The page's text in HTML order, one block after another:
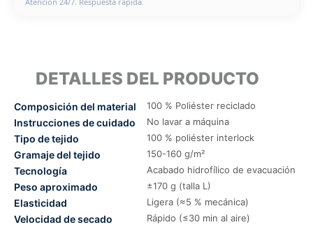
DETALLES DEL PRODUCTO
Composición del material 100 % Poliéster reciclado
Instrucciones de cuidado No lavar a máquina
Tipo de tejido 100 % poliéster interlock
Gramaje del tejido 150-160 g/m²
Tecnología Acabado hidrofílico de evacuación
Peso aproximado ±170 g (talla L)
Elasticidad Ligera (≈5 % mecánica)
Velocidad de secado Rápido (≤30 min al aire)